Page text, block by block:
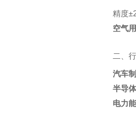
精度
空气
二、
汽车
半导
电力